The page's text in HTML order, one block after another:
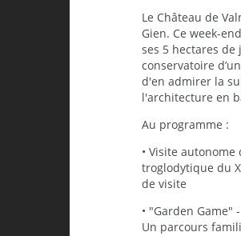
Le Château de
Gien. Ce week-
ses 5 hectares de
conservatoire
d'en admirer la
l'architecture en
Au programme :
• Visite
troglodytique du
de visite
• "Garden
Un parcours